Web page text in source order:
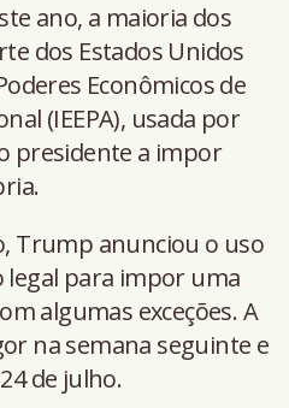
ano, a maioria dos
dos Estados Unidos
Econômicos de
(IEEPA), usada por
presidente a impor
Trump anunciou o uso
para impor uma
algumas exceções. A
na semana seguinte e
de julho.